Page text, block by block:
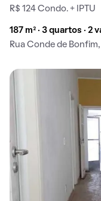
R$ 124 Condo. + IPTU
187 m² · 3 quartos · 2
Rua Conde de